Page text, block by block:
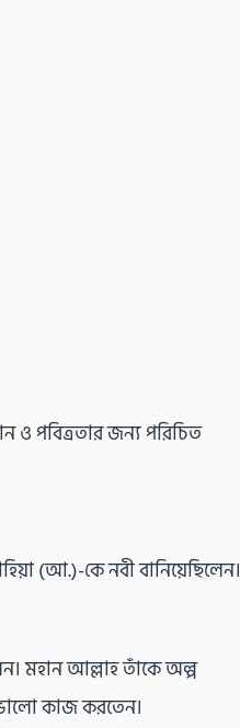
ও পবিত্রতার জন্য পরিচিত
(আ.)-কে নবী বানিয়েছিলেন।
মহান আল্লাহ তাঁকে অল্প
কাজ করতেন।